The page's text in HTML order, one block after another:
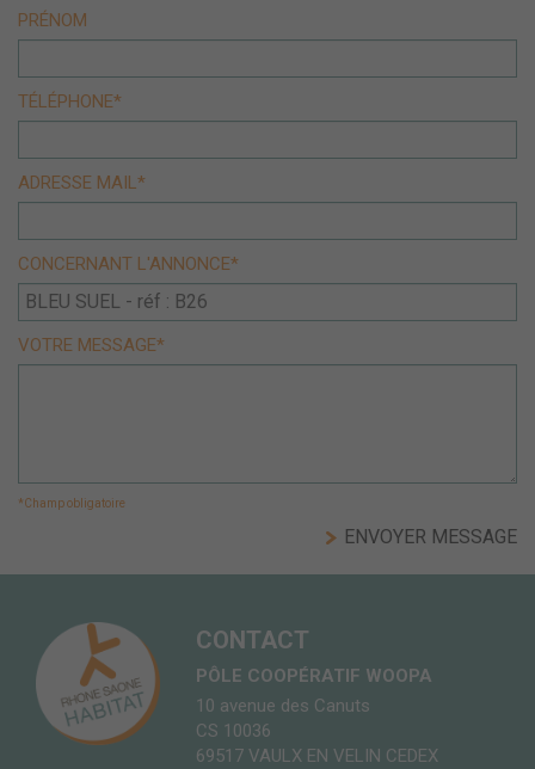
PRÉNOM
TÉLÉPHONE*
ADRESSE MAIL*
CONCERNANT L'ANNONCE*
VOTRE MESSAGE*
*Champ obligatoire
CONTACT
PÔLE COOPÉRATIF WOOPA
10 avenue des Canuts
CS 10036
69517 VAULX EN VELIN CEDEX